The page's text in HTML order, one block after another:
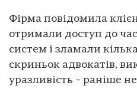
Фірма повідомила
отримали доступ до
систем і зламали
скриньок адвокатів,
уразливість – раніше